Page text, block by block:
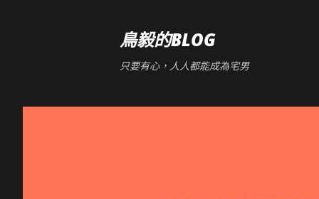
鳥毅的BLOG
只要有心，人人都能成為宅男